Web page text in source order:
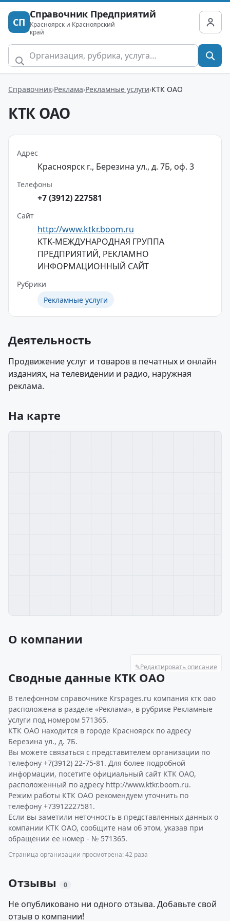
СП
Справочник Предприятий
Красноярск и Красноярский
край
Справочник Реклама Рекламные услуги КТК ОАО
КТК ОАО
Адрес
Красноярск г., Березина ул., д. 7Б, оф. 3
Телефоны
+7 (3912) 227581
Сайт
http://www.ktkr.boom.ru
KTK-МЕЖДУНАРОДНАЯ ГРУППА
ПРЕДПРИЯТИЙ, РЕКЛАМНО
ИНФОРМАЦИОННЫЙ САЙТ
Рубрики
Рекламные услуги
Деятельность
Продвижение услуг и товаров в печатных и онлайн
изданиях, на телевидении и радио, наружная
реклама.
На карте
О компании
✎Редактировать описание
Сводные данные КТК ОАО
В телефонном справочнике Krspages.ru компания ктк оао
расположена в разделе «Реклама», в рубрике Рекламные
услуги под номером 571365.
КТК ОАО находится в городе Красноярск по адресу
Березина ул., д. 7Б.
Вы можете связаться с представителем организации по
телефону +7(3912) 22-75-81. Для более подробной
информации, посетите официальный сайт КТК ОАО,
расположенный по адресу http://www.ktkr.boom.ru.
Режим работы КТК ОАО рекомендуем уточнить по
телефону +73912227581.
Если вы заметили неточность в представленных данных о
компании КТК ОАО, сообщите нам об этом, указав при
обращении ее номер - № 571365.
Страница организации просмотрена: 42 раза
Отзывы 0
Не опубликовано ни одного отзыва. Добавьте свой
отзыв о компании!